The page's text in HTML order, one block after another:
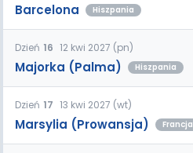
Barcelona Hiszpania
Dzień 16 12 kwi 2027 (pn)
Majorka (Palma) Hiszpania
Dzień 17 13 kwi 2027 (wt)
Marsylia (Prowansja) Francja